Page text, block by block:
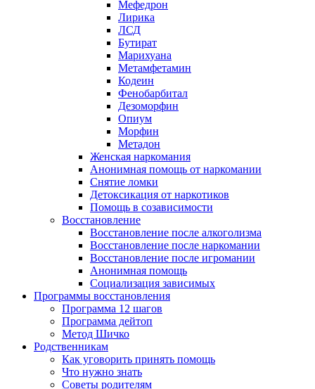
Мефедрон
Лирика
ЛСД
Бутират
Марихуана
Метамфетамин
Кодеин
Фенобарбитал
Дезоморфин
Опиум
Морфин
Метадон
Женская наркомания
Анонимная помощь от наркомании
Снятие ломки
Детоксикация от наркотиков
Помощь в созависимости
Восстановление
Восстановление после алкоголизма
Восстановление после наркомании
Восстановление после игромании
Анонимная помощь
Социализация зависимых
Программы восстановления
Программа 12 шагов
Программа дейтоп
Метод Шичко
Родственникам
Как уговорить принять помощь
Что нужно знать
Советы родителям